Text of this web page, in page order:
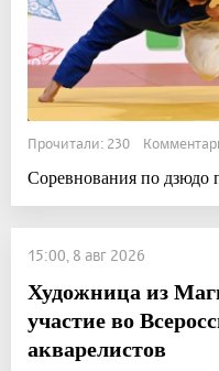
Прочитали: 230
Соревнования по дзюдо
15:00, 8 авг 2026
Художница из
участие во
акварелистов